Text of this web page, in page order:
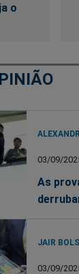
o
03/09/
As
JAIR
03/09/